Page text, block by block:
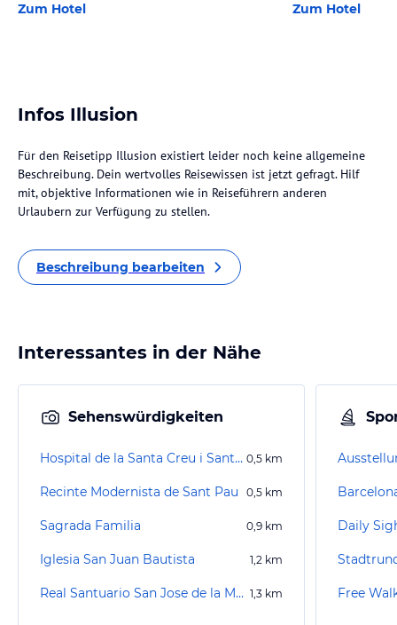
Zum Hotel Zum Hotel
Infos Illusion
Für den Reisetipp Illusion existiert leider noch keine allgemeine
Beschreibung. Dein wertvolles Reisewissen ist jetzt gefragt. Hilf
mit, objektive Informationen wie in Reiseführern anderen
Urlaubern zur Verfügung zu stellen.
Beschreibung bearbeiten
Interessantes in der Nähe
Sehenswürdigkeiten
Hospital de la Santa Creu i Sant Pau 0,5 km
Recinte Modernista de Sant Pau 0,5 km
Sagrada Familia 0,9 km
Iglesia San Juan Bautista 1,2 km
Real Santuario San Jose de la Montana 1,3 km Free